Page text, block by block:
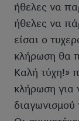
ήθελες να
ήθελες να
είσαι ο
κλήρωση θα
Καλή τύχη!»
κλήρωση για
διαγωνισμού